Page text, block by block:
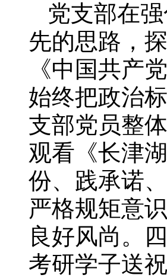
党支部在
先的思路，
《中国共产
始终把政治
支部党员整
观看《长津
份、践承诺
严格规矩意
良好风尚。
考研学子送